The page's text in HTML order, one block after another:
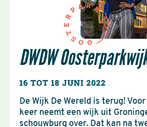
DWDW
16 TOT 18 JUNI 2022
De Wijk De Wereld is terug!
keer neemt een wijk uit
schouwburg over. Dat kan na
O
O
S
T
E
R
P ARK